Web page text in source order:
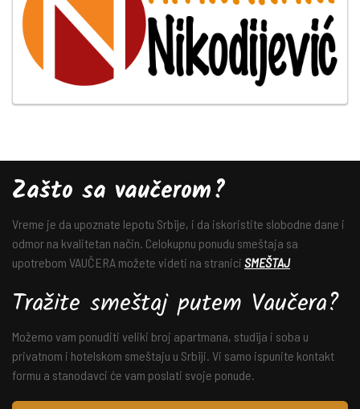
Zašto sa vaučerom?
Vreme je da upoznate lepotu Srbije, i da iskoristite slobodne dane i
odmor na kvalitetan način. Celokupnu ponudu smeštaja sa
upotrebom VAUČERA možete videti na stranici SMEŠTAJ
Tražite smeštaj putem Vaučera?
Možemo vam ponuditi veliki broj apartmana, studija i soba u
privatnom i hotelskom smeštaju u Srbiji. Vi samo ispunite kontakt
formu a stanodavci će vam poslati svoje ponude.